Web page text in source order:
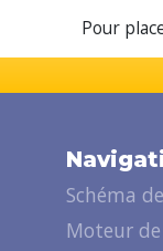
Pour
Schéma
Moteur